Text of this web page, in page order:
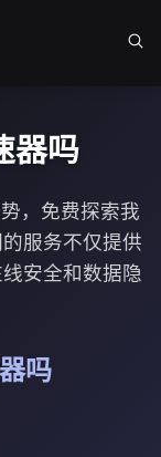
器吗
，免费探索我
服务不仅提供
安全和数据隐
吗